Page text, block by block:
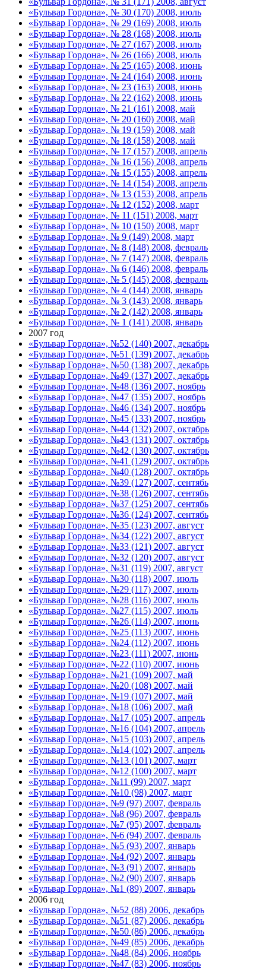
«Бульвар Гордона», № 30 (170) 2008, июль
«Бульвар Гордона», № 29 (169) 2008, июль
«Бульвар Гордона», № 28 (168) 2008, июль
«Бульвар Гордона», № 27 (167) 2008, июль
«Бульвар Гордона», № 26 (166) 2008, июль
«Бульвар Гордона», № 25 (165) 2008, июнь
«Бульвар Гордона», № 24 (164) 2008, июнь
«Бульвар Гордона», № 23 (163) 2008, июнь
«Бульвар Гордона», № 22 (162) 2008, июнь
«Бульвар Гордона», № 21 (161) 2008, май
«Бульвар Гордона», № 20 (160) 2008, май
«Бульвар Гордона», № 19 (159) 2008, май
«Бульвар Гордона», № 18 (158) 2008, май
«Бульвар Гордона», № 17 (157) 2008, апрель
«Бульвар Гордона», № 16 (156) 2008, апрель
«Бульвар Гордона», № 15 (155) 2008, апрель
«Бульвар Гордона», № 14 (154) 2008, апрель
«Бульвар Гордона», № 13 (153) 2008, апрель
«Бульвар Гордона», № 12 (152) 2008, март
«Бульвар Гордона», № 11 (151) 2008, март
«Бульвар Гордона», № 10 (150) 2008, март
«Бульвар Гордона», № 9 (149) 2008, март
«Бульвар Гордона», № 8 (148) 2008, февраль
«Бульвар Гордона», № 7 (147) 2008, февраль
«Бульвар Гордона», № 6 (146) 2008, февраль
«Бульвар Гордона», № 5 (145) 2008, февраль
«Бульвар Гордона», № 4 (144) 2008, январь
«Бульвар Гордона», № 3 (143) 2008, январь
«Бульвар Гордона», № 2 (142) 2008, январь
«Бульвар Гордона», № 1 (141) 2008, январь
2007 год
«Бульвар Гордона», №52 (140) 2007, декабрь
«Бульвар Гордона», №51 (139) 2007, декабрь
«Бульвар Гордона», №50 (138) 2007, декабрь
«Бульвар Гордона», №49 (137) 2007, декабрь
«Бульвар Гордона», №48 (136) 2007, ноябрь
«Бульвар Гордона», №47 (135) 2007, ноябрь
«Бульвар Гордона», №46 (134) 2007, ноябрь
«Бульвар Гордона», №45 (133) 2007, ноябрь
«Бульвар Гордона», №44 (132) 2007, октябрь
«Бульвар Гордона», №43 (131) 2007, октябрь
«Бульвар Гордона», №42 (130) 2007, октябрь
«Бульвар Гордона», №41 (129) 2007, октябрь
«Бульвар Гордона», №40 (128) 2007, октябрь
«Бульвар Гордона», №39 (127) 2007, сентябь
«Бульвар Гордона», №38 (126) 2007, сентябь
«Бульвар Гордона», №37 (125) 2007, сентябь
«Бульвар Гордона», №36 (124) 2007, сентябь
«Бульвар Гордона», №35 (123) 2007, август
«Бульвар Гордона», №34 (122) 2007, август
«Бульвар Гордона», №33 (121) 2007, август
«Бульвар Гордона», №32 (120) 2007, август
«Бульвар Гордона», №31 (119) 2007, август
«Бульвар Гордона», №30 (118) 2007, июль
«Бульвар Гордона», №29 (117) 2007, июль
«Бульвар Гордона», №28 (116) 2007, июль
«Бульвар Гордона», №27 (115) 2007, июль
«Бульвар Гордона», №26 (114) 2007, июнь
«Бульвар Гордона», №25 (113) 2007, июнь
«Бульвар Гордона», №24 (112) 2007, июнь
«Бульвар Гордона», №23 (111) 2007, июнь
«Бульвар Гордона», №22 (110) 2007, июнь
«Бульвар Гордона», №21 (109) 2007, май
«Бульвар Гордона», №20 (108) 2007, май
«Бульвар Гордона», №19 (107) 2007, май
«Бульвар Гордона», №18 (106) 2007, май
«Бульвар Гордона», №17 (105) 2007, апрель
«Бульвар Гордона», №16 (104) 2007, апрель
«Бульвар Гордона», №15 (103) 2007, апрель
«Бульвар Гордона», №14 (102) 2007, апрель
«Бульвар Гордона», №13 (101) 2007, март
«Бульвар Гордона», №12 (100) 2007, март
«Бульвар Гордона», №11 (99) 2007, март
«Бульвар Гордона», №10 (98) 2007, март
«Бульвар Гордона», №9 (97) 2007, февраль
«Бульвар Гордона», №8 (96) 2007, февраль
«Бульвар Гордона», №7 (95) 2007, февраль
«Бульвар Гордона», №6 (94) 2007, февраль
«Бульвар Гордона», №5 (93) 2007, январь
«Бульвар Гордона», №4 (92) 2007, январь
«Бульвар Гордона», №3 (91) 2007, январь
«Бульвар Гордона», №2 (90) 2007, январь
«Бульвар Гордона», №1 (89) 2007, январь
2006 год
«Бульвар Гордона», №52 (88) 2006, декабрь
«Бульвар Гордона», №51 (87) 2006, декабрь
«Бульвар Гордона», №50 (86) 2006, декабрь
«Бульвар Гордона», №49 (85) 2006, декабрь
«Бульвар Гордона», №48 (84) 2006, ноябрь
«Бульвар Гордона», №47 (83) 2006, ноябрь